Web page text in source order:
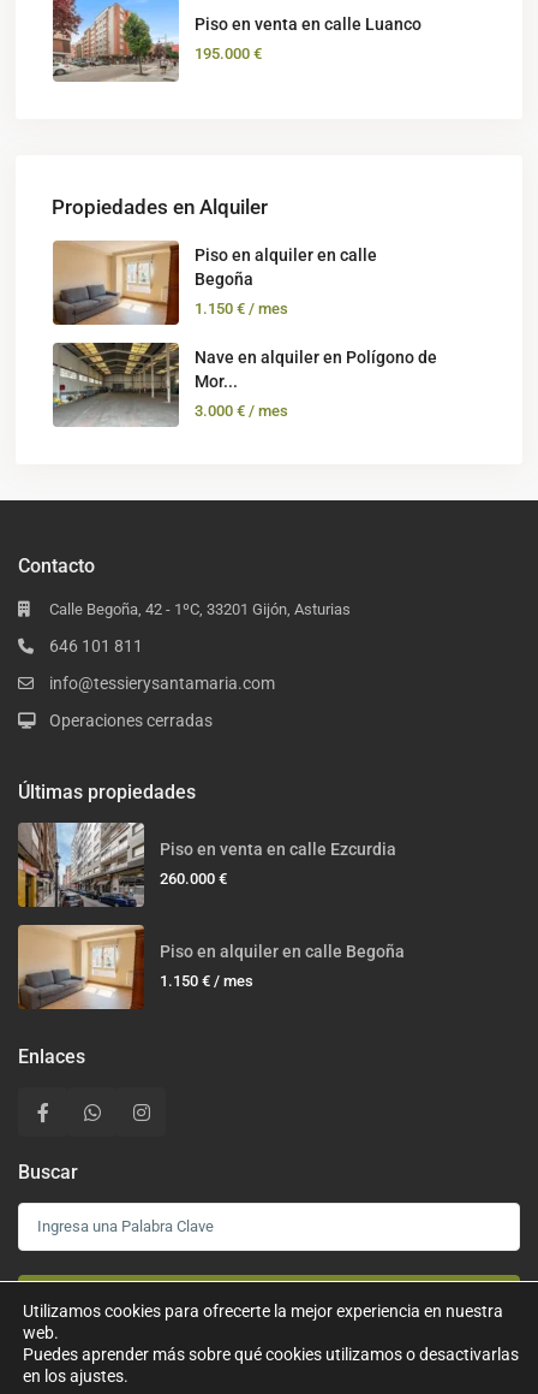
Piso en venta en calle Luanco
195.000 €
Propiedades en Alquiler
Piso en alquiler en calle
Begoña
1.150 €/ mes
Nave en alquiler en Polígono de
Mor...
3.000 €/ mes
Contacto
Calle Begoña, 42 - 1ºC, 33201 Gijón, Asturias
646 101 811
info@tessierysantamaria.com
Operaciones cerradas
Últimas propiedades
Piso en venta en calle Ezcurdia
260.000 €
Piso en alquiler en calle Begoña
1.150 €/ mes
Enlaces
Buscar
Utilizamos cookies para ofrecerte la mejor experiencia en nuestra
web.
Puedes aprender más sobre qué cookies utilizamos o desactivarlas
en los ajustes.